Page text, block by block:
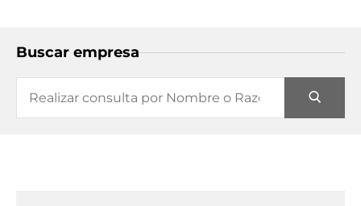
Buscar empresa